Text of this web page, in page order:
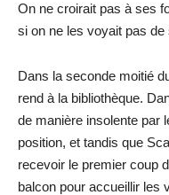
On ne croirait pas à ses
si on ne les voyait pas
Dans la seconde moitié
rend à la bibliothèque.
de manière insolente par
position, et tandis que
recevoir le premier coup
balcon pour accueillir les